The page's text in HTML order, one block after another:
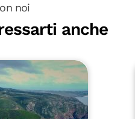
noi
anche